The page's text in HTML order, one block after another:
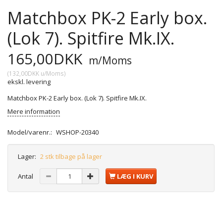
Matchbox PK-2 Early box.
(Lok 7). Spitfire Mk.IX.
165,00DKK m/Moms
(132,00DKK u/Moms)
ekskl. levering
Matchbox PK-2 Early box. (Lok 7). Spitfire Mk.IX.
Mere information
Model/varenr.: WSHOP-20340
Lager: 2 stk tilbage på lager
Antal LÆG I KURV